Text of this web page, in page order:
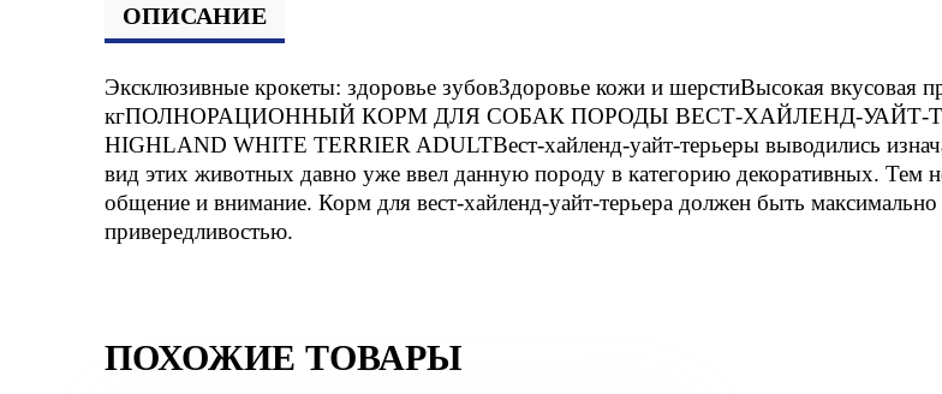
ОПИСАНИЕ
Эксклюзивные крокеты: здоровье зубовЗдоровье кожи и шерстиВысокая
кгПОЛНОРАЦИОННЫЙ КОРМ ДЛЯ СОБАК ПОРОДЫ ВЕСТ-ХАЙЛЕНД-УАЙТ-
HIGHLAND WHITE TERRIER ADULTВест-хайленд-уайт-терьеры выводились
вид этих животных давно уже ввел данную породу в категорию декоративных. Тем
общение и внимание. Корм для вест-хайленд-уайт-терьера должен быть
привередливостью.
ПОХОЖИЕ ТОВАРЫ